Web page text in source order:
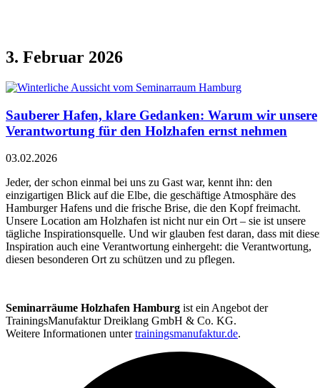
3. Februar 2026
Sauberer Hafen, klare Gedanken: Warum wir unsere
Verantwortung für den Holzhafen ernst nehmen
03.02.2026
Jeder, der schon einmal bei uns zu Gast war, kennt ihn: den
einzigartigen Blick auf die Elbe, die geschäftige Atmosphäre des
Hamburger Hafens und die frische Brise, die den Kopf freimacht.
Unsere Location am Holzhafen ist nicht nur ein Ort – sie ist unsere
tägliche Inspirationsquelle. Und wir glauben fest daran, dass mit
Inspiration auch eine Verantwortung einhergeht: die Verantwortung,
diesen besonderen Ort zu schützen und zu pflegen.
Seminarräume Holzhafen Hamburg ist ein Angebot der
TrainingsManufaktur Dreiklang GmbH & Co. KG.
Weitere Informationen untertrainingsmanufaktur.de.